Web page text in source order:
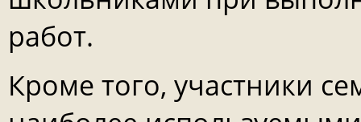
работ.
Кроме того, участники